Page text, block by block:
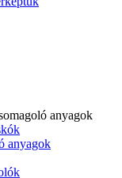
anyagok
anyagok